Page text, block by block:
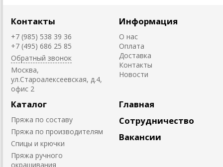
Контакты
+7 (985) 538 39 36
+7 (495) 686 25 85
Обратный звонок
Москва,
ул.Староалексеевская, д.4,
офис 2
Информация
О нас
Оплата
Доставка
Контакты
Новости
Каталог
Пряжа по составу
Пряжа по производителям
Спицы и крючки
Пряжа ручного
окрашивания
Главная
Сотрудничество
Вакансии